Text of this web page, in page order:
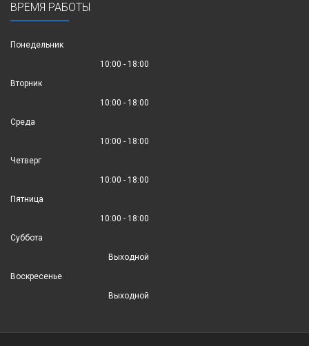
ВРЕМЯ РАБОТЫ
Понедельник
10:00 - 18:00
Вторник
10:00 - 18:00
Среда
10:00 - 18:00
Четверг
10:00 - 18:00
Пятница
10:00 - 18:00
Суббота
Выходной
Воскресенье
Выходной